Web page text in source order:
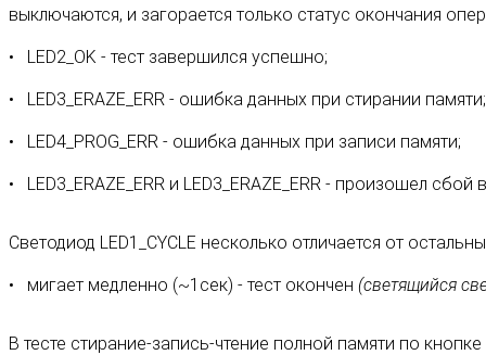
выключаются, и загорается только статус окончания
LED2_OK - тест завершился успешно;
LED3_ERAZE_ERR - ошибка данных при стирании памяти;
LED4_PROG_ERR - ошибка данных при записи памяти;
LED3_ERAZE_ERR и LED3_ERAZE_ERR - произошел
Светодиод LED1_CYCLE несколько отличается от
мигает медленно (~1сек) - тест окончен (светящийся
В тесте стирание-запись-чтение полной памяти по